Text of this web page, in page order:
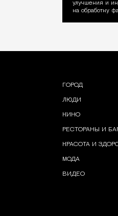
улучшения и
на обработку
ГОРОД
ЛЮДИ
КИНО
РЕСТОРАНЫ И
КРАСОТА И
МОДА
ВИДЕО